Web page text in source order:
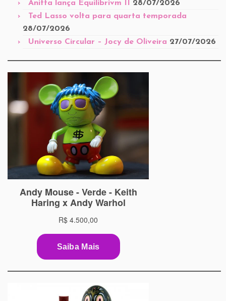
Anitta lança Equilibrivm II 28/07/2026
Ted Lasso volta para quarta temporada
28/07/2026
Universo Circular – Jocy de Oliveira 27/07/2026